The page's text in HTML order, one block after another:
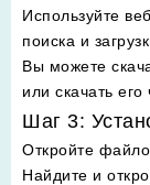
Используйте
поиска и
Вы можете
или скачать
Шаг 3:
Откройте
Найдите и